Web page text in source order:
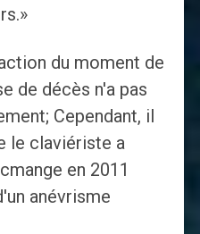
du moment de
de décès n'a pas
Cependant, il
le claviériste a
en 2011
anévrisme